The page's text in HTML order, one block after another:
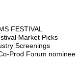
FESTIVAL
Market Picks
Screenings
Prod Forum nominee